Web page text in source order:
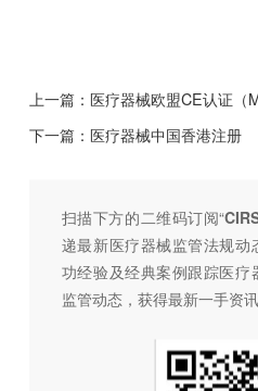
上一篇： 医疗器械欧盟CE认证（
下一篇： 医疗器械中国香港注册
扫描下方的二维码订阅“
递最新医疗器械监管法规
功经验及经典案例跟踪医
监管动态， 获得最新一手资讯